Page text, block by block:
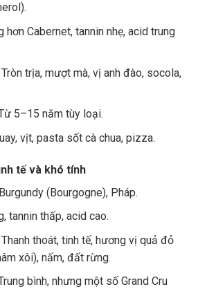
hơn Cabernet, tannin nhẹ, acid trung
Tròn trịa, mượt mà, vị anh đào, socola,
5–15 năm tùy loại.
vịt, pasta sốt cà chua, pizza.
tế và khó tính
Burgundy (Bourgogne), Pháp.
tannin thấp, acid cao.
Thanh thoát, tinh tế, hương vị quả đỏ
xôi), nấm, đất rừng.
bình, nhưng một số Grand Cru